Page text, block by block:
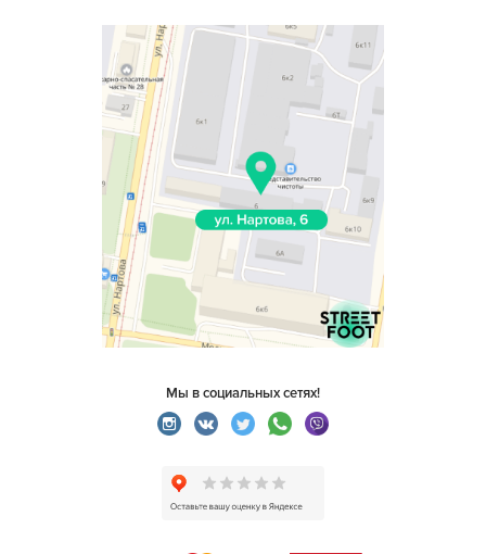
Мы в социальных сетях!